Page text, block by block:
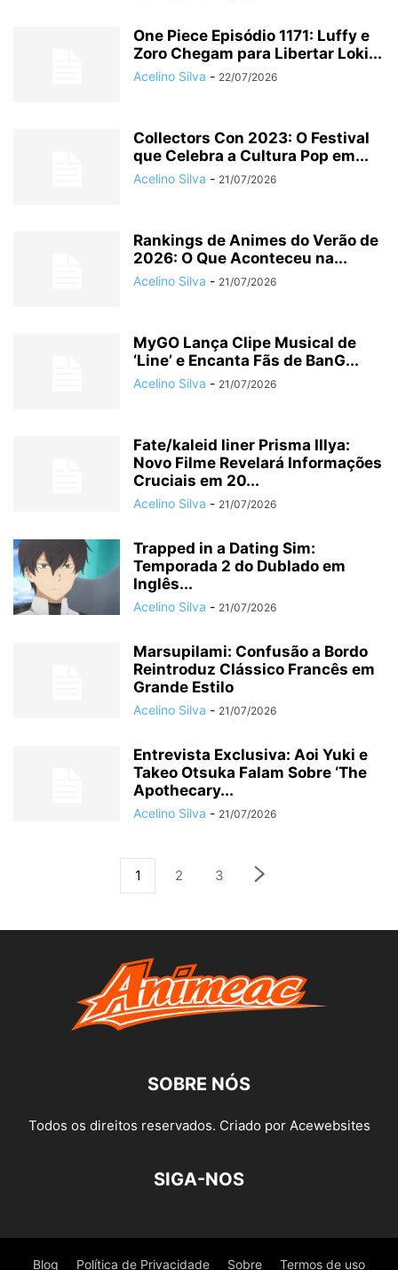
One Piece Episódio 1171: Luffy e
Zoro Chegam para Libertar Loki...
Acelino Silva - 22/07/2026
Collectors Con 2023: O Festival
que Celebra a Cultura Pop em...
Acelino Silva - 21/07/2026
Rankings de Animes do Verão de
2026: O Que Aconteceu na...
Acelino Silva - 21/07/2026
MyGO Lança Clipe Musical de
‘Line’ e Encanta Fãs de BanG...
Acelino Silva - 21/07/2026
Fate/kaleid liner Prisma Illya:
Novo Filme Revelará Informações
Cruciais em 20...
Acelino Silva - 21/07/2026
Trapped in a Dating Sim:
Temporada 2 do Dublado em
Inglês...
Acelino Silva - 21/07/2026
Marsupilami: Confusão a Bordo
Reintroduz Clássico Francês em
Grande Estilo
Acelino Silva - 21/07/2026
Entrevista Exclusiva: Aoi Yuki e
Takeo Otsuka Falam Sobre ‘The
Apothecary...
Acelino Silva - 21/07/2026
1 2 3
SOBRE NÓS
Todos os direitos reservados. Criado por Acewebsites
SIGA-NOS
Blog Política de Privacidade Sobre Termos de uso